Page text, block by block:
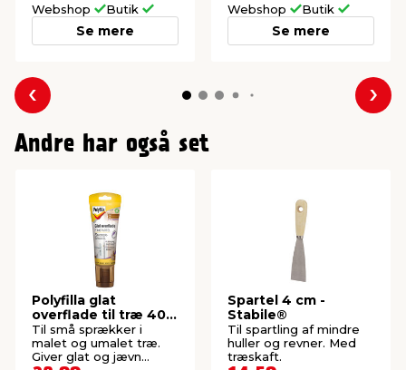
Webshop Butik
Se mere
Webshop Butik
Se mere
Forrige
Andre har også set
Polyfilla glat
overflade til træ 400
gram
Til små sprækker i
malet og umalet træ.
Giver glat og jævn
Spartel 4 cm -
Stabile®
Til spartling af mindre
huller og revner. Med
træskaft.